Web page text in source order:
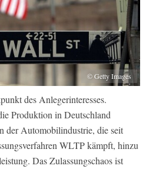
© Getty Images
des Anlegerinteresses.
Produktion in Deutschland
der Automobilindustrie, die seit
WLTP kämpft, hinzu
Das Zulassungschaos ist